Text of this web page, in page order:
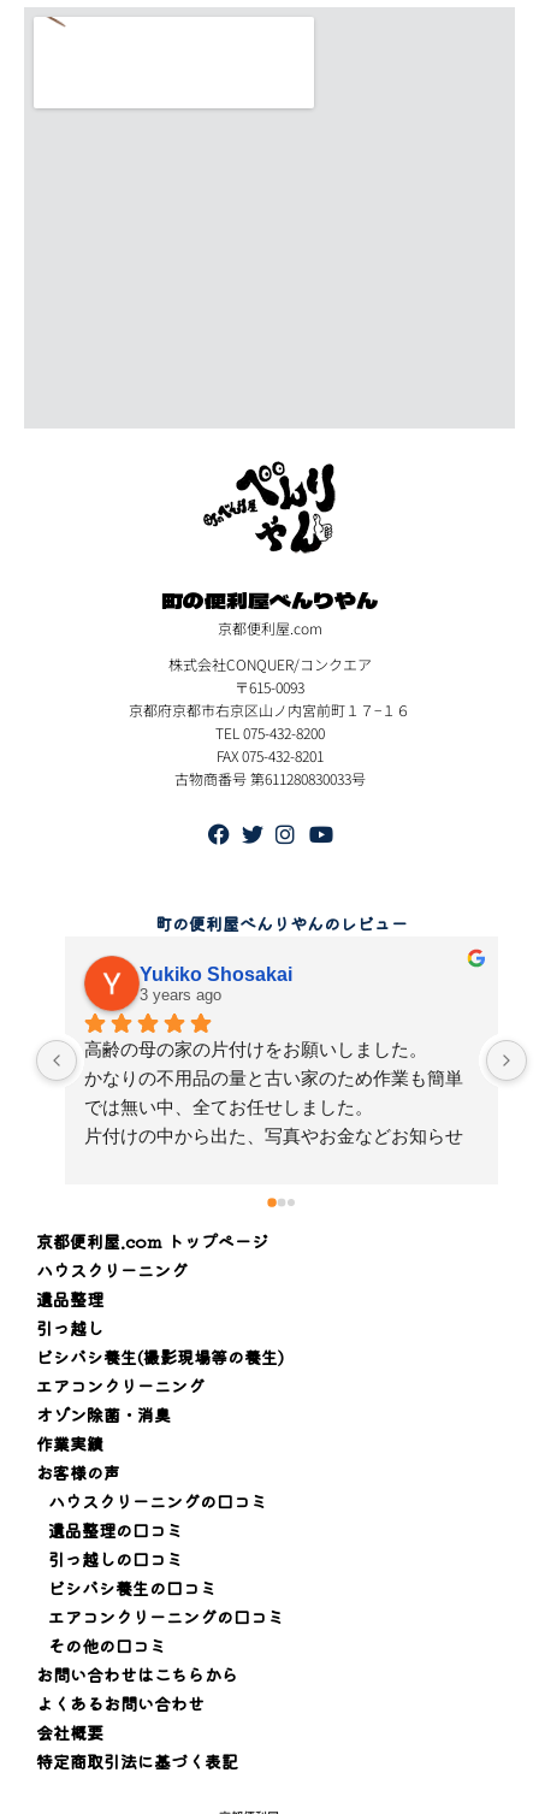
町の便利屋べんりやん
京都便利屋.com
株式会社CONQUER/コンクエア
〒615-0093
京都府京都市右京区山ノ内宮前町１７−１６
TEL 075-432-8200
FAX 075-432-8201
古物商番号 第611280830033号
町の便利屋べんりやんのレビュー
Yukiko Shosakai
3 years ago
高齢の母の家の片付けをお願いしました。
かなりの不用品の量と古い家のため作業も簡単
では無い中、全てお任せしました。
片付けの中から出た、写真やお金などお知らせ
京都便利屋.com トップページ
ハウスクリーニング
遺品整理
引っ越し
ビシバシ養生(撮影現場等の養生)
エアコンクリーニング
オゾン除菌・消臭
作業実績
お客様の声
ハウスクリーニングの口コミ
遺品整理の口コミ
引っ越しの口コミ
ビシバシ養生の口コミ
エアコンクリーニングの口コミ
その他の口コミ
お問い合わせはこちらから
よくあるお問い合わせ
会社概要
特定商取引法に基づく表記